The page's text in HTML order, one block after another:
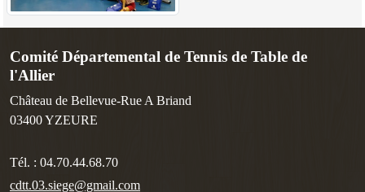
Comité Départemental de Tennis de Table de
l'Allier
Château de Bellevue-Rue A Briand
03400YZEURE
Tél. : 04.70.44.68.70
cdtt.03.siege@gmail.com